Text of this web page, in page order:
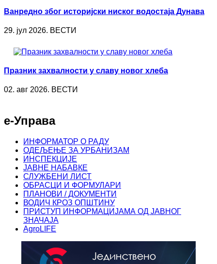
Ванредно због историјски ниског водостаја Дунава
29. јул 2026. ВЕСТИ
Празник захвалности у славу новог хлеба
02. авг 2026. ВЕСТИ
е-Управа
ИНФОРМАТОР О РАДУ
ОДЕЉЕЊЕ ЗА УРБАНИЗАМ
ИНСПЕКЦИЈЕ
ЈАВНЕ НАБАВКЕ
СЛУЖБЕНИ ЛИСТ
ОБРАСЦИ И ФОРМУЛАРИ
ПЛАНОВИ / ДОКУМЕНТИ
ВОДИЧ КРОЗ ОПШТИНУ
ПРИСТУП ИНФОРМАЦИЈАМА ОД ЈАВНОГ
ЗНАЧАЈА
AgroLIFE